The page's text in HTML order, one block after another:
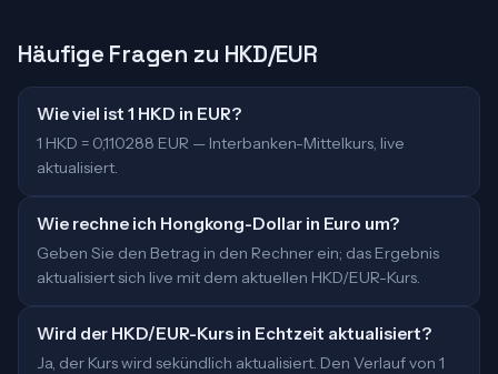
Häufige Fragen zu HKD/EUR
Wie viel ist 1 HKD in EUR?
1 HKD = 0,110288 EUR — Interbanken-Mittelkurs, live
aktualisiert.
Wie rechne ich Hongkong-Dollar in Euro um?
Geben Sie den Betrag in den Rechner ein; das Ergebnis
aktualisiert sich live mit dem aktuellen HKD/EUR-Kurs.
Wird der HKD/EUR-Kurs in Echtzeit aktualisiert?
Ja, der Kurs wird sekündlich aktualisiert. Den Verlauf von 1